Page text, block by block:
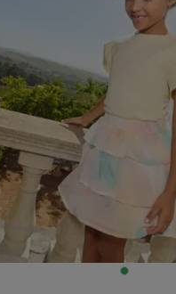
Disponible en 1 colorisVERT